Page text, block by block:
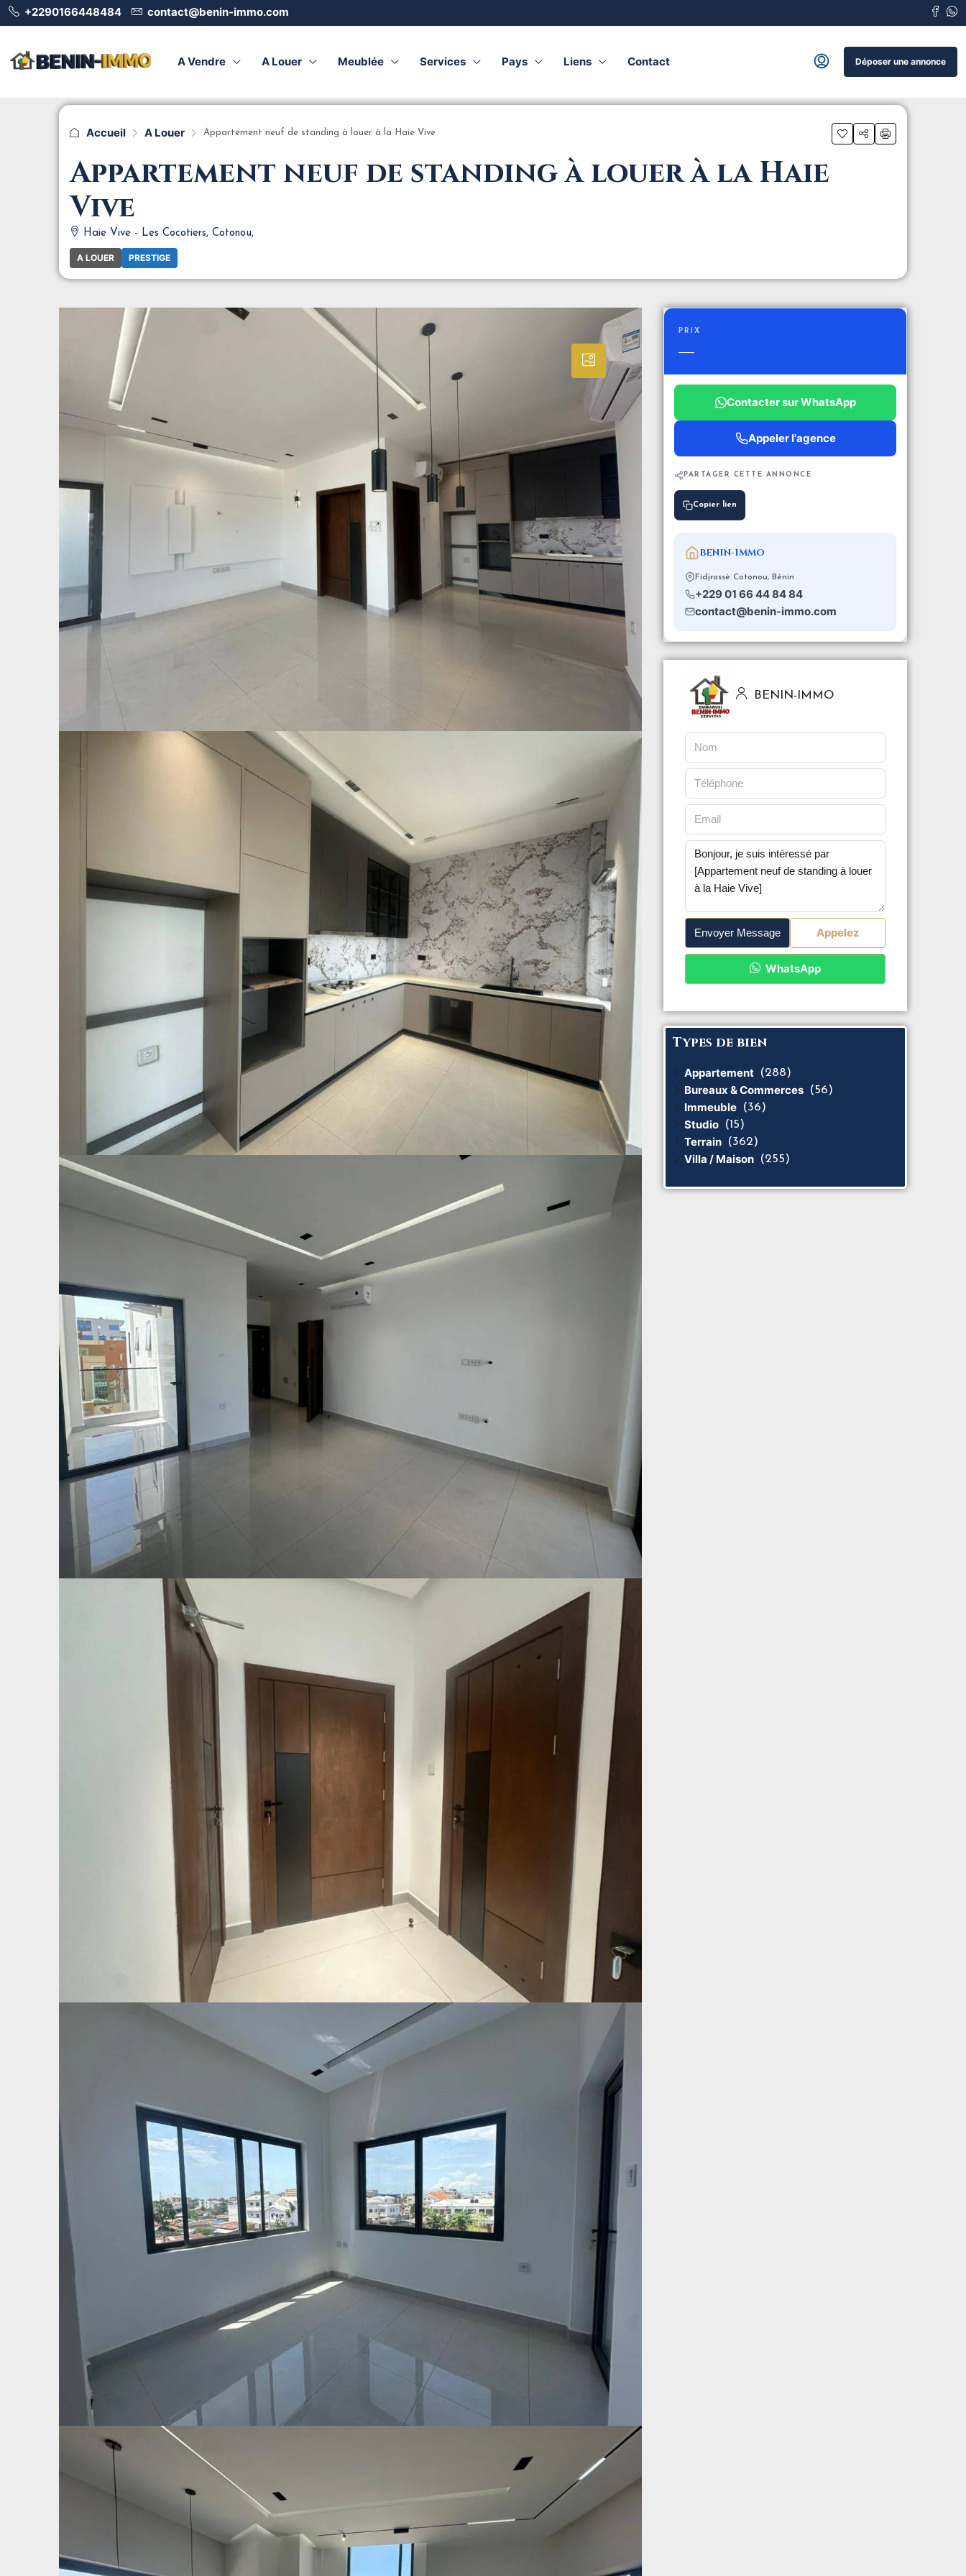
+2290166448484 contact@benin-immo.com
A Vendre A Louer Meublée Services Pays Liens Contact Déposer une annonce
Accueil A Louer Appartement neuf de standing à louer à la Haie Vive
Appartement neuf de standing à louer à la Haie
Vive
Haie Vive - Les Cocotiers, Cotonou,
A LOUER PRESTIGE
PRIX
—
Contacter sur WhatsApp
Appeler l'agence
PARTAGER CETTE ANNONCE
Copier lien
BENIN-IMMO
Fidjrossè Cotonou, Bénin
+229 01 66 44 84 84
contact@benin-immo.com
BENIN-IMMO
Envoyer Message Appelez
WhatsApp
Types de bien
Appartement (288)
Bureaux & Commerces (56)
Immeuble (36)
Studio (15)
Terrain (362)
Villa / Maison (255)